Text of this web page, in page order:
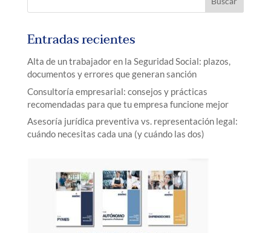
Entradas recientes
Alta de un trabajador en la Seguridad Social: plazos,
documentos y errores que generan sanción
Consultoría empresarial: consejos y prácticas
recomendadas para que tu empresa funcione mejor
Asesoría jurídica preventiva vs. representación legal:
cuándo necesitas cada una (y cuándo las dos)